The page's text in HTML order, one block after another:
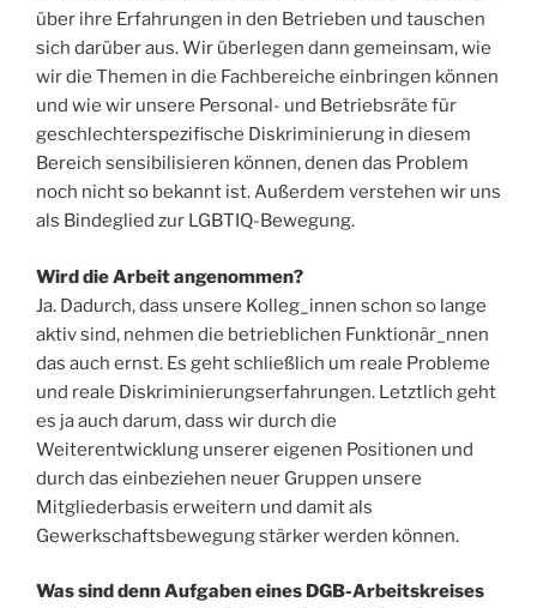
über ihre Erfahrungen in den Betrieben und tauschen
sich darüber aus. Wir überlegen dann gemeinsam, wie
wir die Themen in die Fachbereiche einbringen können
und wie wir unsere Personal- und Betriebsräte für
geschlechterspezifische Diskriminierung in diesem
Bereich sensibilisieren können, denen das Problem
noch nicht so bekannt ist. Außerdem verstehen wir uns
als Bindeglied zur LGBTIQ-Bewegung.
Wird die Arbeit angenommen?
Ja. Dadurch, dass unsere Kolleg_innen schon so lange
aktiv sind, nehmen die betrieblichen Funktionär_nnen
das auch ernst. Es geht schließlich um reale Probleme
und reale Diskriminierungserfahrungen. Letztlich geht
es ja auch darum, dass wir durch die
Weiterentwicklung unserer eigenen Positionen und
durch das einbeziehen neuer Gruppen unsere
Mitgliederbasis erweitern und damit als
Gewerkschaftsbewegung stärker werden können.
Was sind denn Aufgaben eines DGB-Arbeitskreises